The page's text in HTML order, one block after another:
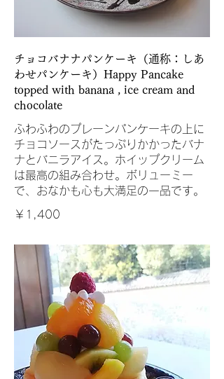
チョコバナナパンケーキ（通称：しあ
わせパンケーキ）Happy Pancake
topped with banana , ice cream and
chocolate
ふわふわのプレーンパンケーキの上に
チョコソースがたっぷりかかったバナ
ナとバニラアイス。ホイップクリーム
は最高の組み合わせ。ボリューミー
で、おなかも心も大満足の一品です。
￥1,400